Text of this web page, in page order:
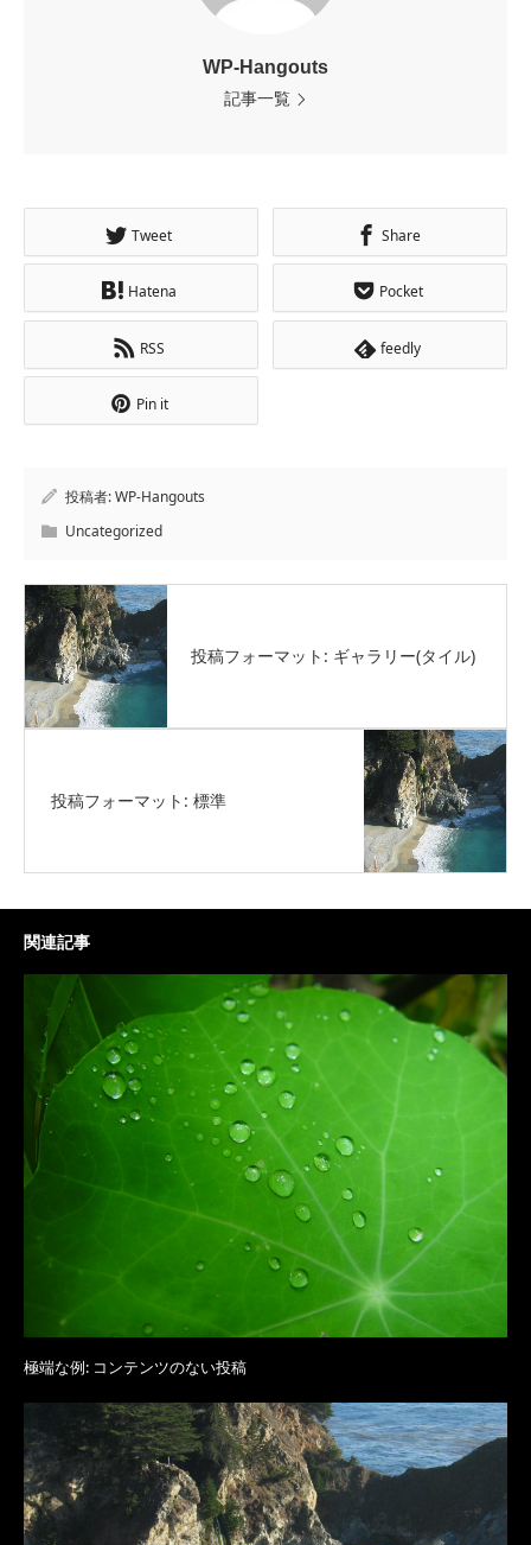
WP-Hangouts
記事一覧
Tweet Share
Hatena Pocket
RSS feedly
Pin it
投稿者:WP-Hangouts
Uncategorized
投稿フォーマット: ギャラリー(タイル)
投稿フォーマット: 標準
関連記事
極端な例: コンテンツのない投稿